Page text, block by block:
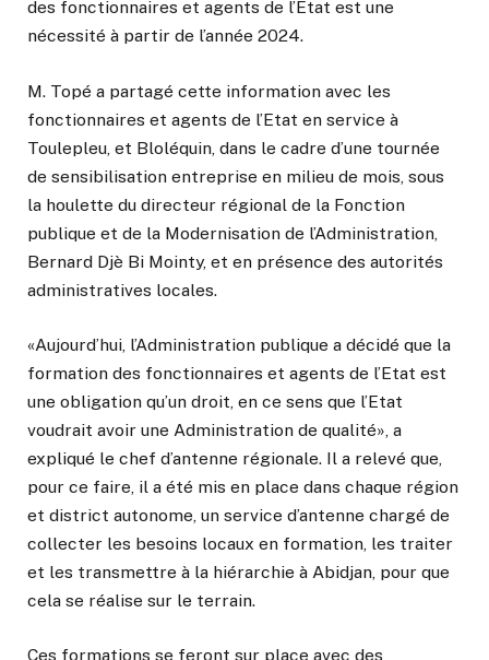
des fonctionnaires et agents de l’Etat est une
nécessité à partir de l’année 2024.
M. Topé a partagé cette information avec les
fonctionnaires et agents de l’Etat en service à
Toulepleu, et Bloléquin, dans le cadre d’une tournée
de sensibilisation entreprise en milieu de mois, sous
la houlette du directeur régional de la Fonction
publique et de la Modernisation de l’Administration,
Bernard Djè Bi Mointy, et en présence des autorités
administratives locales.
«Aujourd’hui, l’Administration publique a décidé que la
formation des fonctionnaires et agents de l’Etat est
une obligation qu’un droit, en ce sens que l’Etat
voudrait avoir une Administration de qualité», a
expliqué le chef d’antenne régionale. Il a relevé que,
pour ce faire, il a été mis en place dans chaque région
et district autonome, un service d’antenne chargé de
collecter les besoins locaux en formation, les traiter
et les transmettre à la hiérarchie à Abidjan, pour que
cela se réalise sur le terrain.
Ces formations se feront sur place avec des